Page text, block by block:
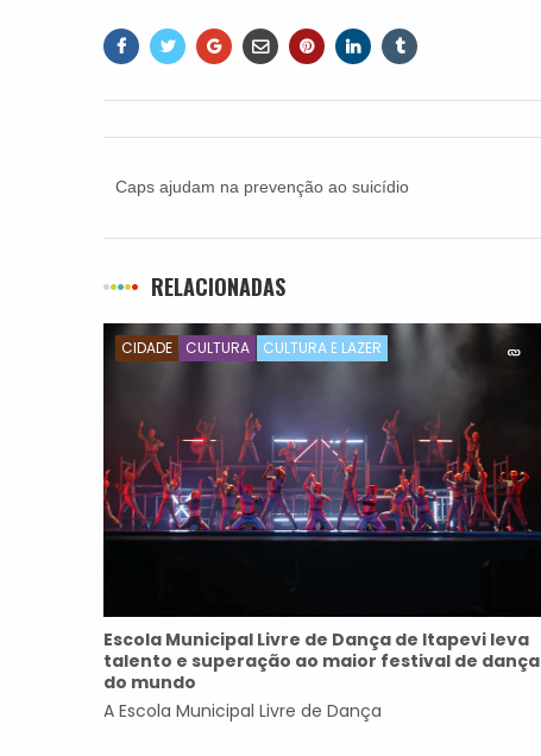
Caps ajudam na prevenção ao suicídio
RELACIONADAS
CIDADE CULTURA CULTURA E LAZER
Escola Municipal Livre de Dança de Itapevi leva
talento e superação ao maior festival de dança
do mundo
A Escola Municipal Livre de Dança